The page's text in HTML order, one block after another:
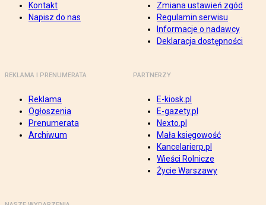
Kontakt
Napisz do nas
Zmiana ustawień zgód
Regulamin serwisu
Informacje o nadawcy
Deklaracja dostępności
REKLAMA I PRENUMERATA
Reklama
Ogłoszenia
Prenumerata
Archiwum
PARTNERZY
E-kiosk.pl
E-gazety.pl
Nexto.pl
Mała księgowość
Kancelarierp.pl
Wieści Rolnicze
Życie Warszawy